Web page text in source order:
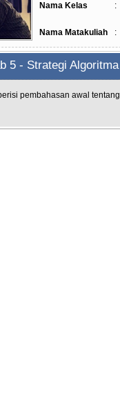
Nama Kelas :
Nama Matakuliah :
5 - Strategi
pembahasan awal